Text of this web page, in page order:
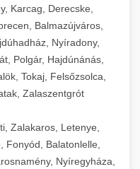
Karcag, Derecske,
Balmazújváros,
Nyíradony,
Polgár, Hajdúnánás,
Tokaj, Felsőzsolca,
Zalaszentgrót
Zalakaros, Letenye,
Fonyód, Balatonlelle,
Nyíregyháza,